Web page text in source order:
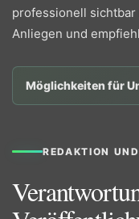
professionell sichtbar
Anliegen und
Möglichkeiten für
REDAKTION